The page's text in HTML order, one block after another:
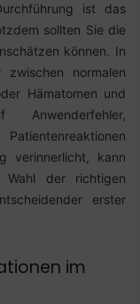
ist das
sollten Sie die
können. In
normalen
Hämatomen und
verinnerlicht, kann
Wahl der richtigen
erster
im